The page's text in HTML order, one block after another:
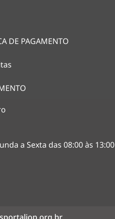
DE PAGAMENTO
a Sexta das 08:00 às 13:00
portaliop.org.br